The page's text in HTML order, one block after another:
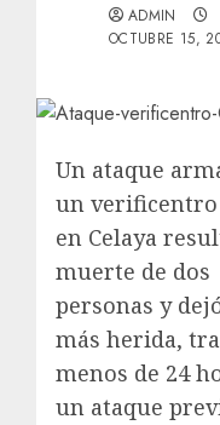
ADMIN
OCTUBRE 15,
Un ataque
un verificentro
en Celaya
muerte de dos
personas y
más herida,
menos de 24
un ataque